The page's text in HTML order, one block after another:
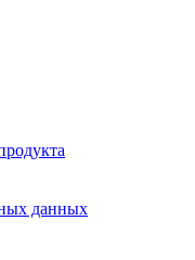
данных